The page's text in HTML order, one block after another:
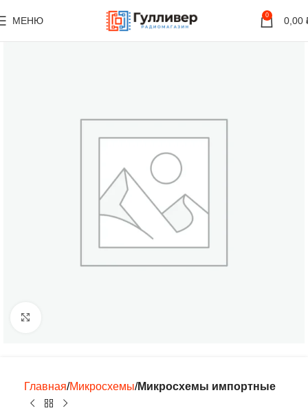
МЕНЮ 0 0,00
Главная Микросхемы Микросхемы импортные